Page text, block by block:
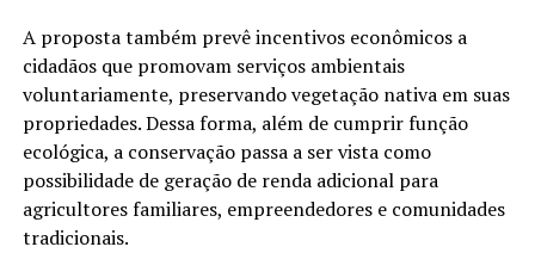
A proposta também prevê incentivos econômicos a
cidadãos que promovam serviços ambientais
voluntariamente, preservando vegetação nativa em suas
propriedades. Dessa forma, além de cumprir função
ecológica, a conservação passa a ser vista como
possibilidade de geração de renda adicional para
agricultores familiares, empreendedores e comunidades
tradicionais.